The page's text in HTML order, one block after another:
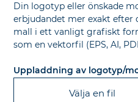
Din logotyp eller önskade
erbjudandet mer exakt efter
mall i ett vanligt grafiskt
som en vektorfil (EPS, AI,
Uppladdning av logotyp/
Välja en fil